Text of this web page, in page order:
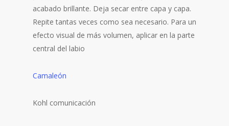
acabado brillante. Deja secar entre capa y capa.
Repite tantas veces como sea necesario. Para un
efecto visual de más volumen, aplicar en la parte
central del labio
Camaleón
Kohl comunicación